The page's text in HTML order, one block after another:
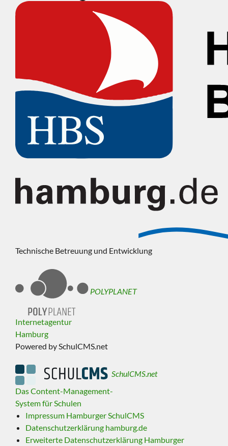
Technische Betreuung und Entwicklung
POLYPLANET
Internetagentur
Hamburg
Powered by SchulCMS.net
SchulCMS.net
Das Content-Management-
System für Schulen
Impressum Hamburger SchulCMS
Datenschutzerklärung hamburg.de
Erweiterte Datenschutzerklärung Hamburger